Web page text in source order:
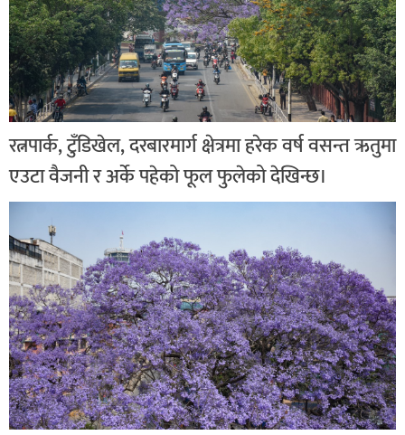
रत्नपार्क, टुँडिखेल, दरबारमार्ग क्षेत्रमा हरेक वर्ष वसन्त ऋतुमा
एउटा वैजनी र अर्के पहेको फूल फुलेको देखिन्छ।